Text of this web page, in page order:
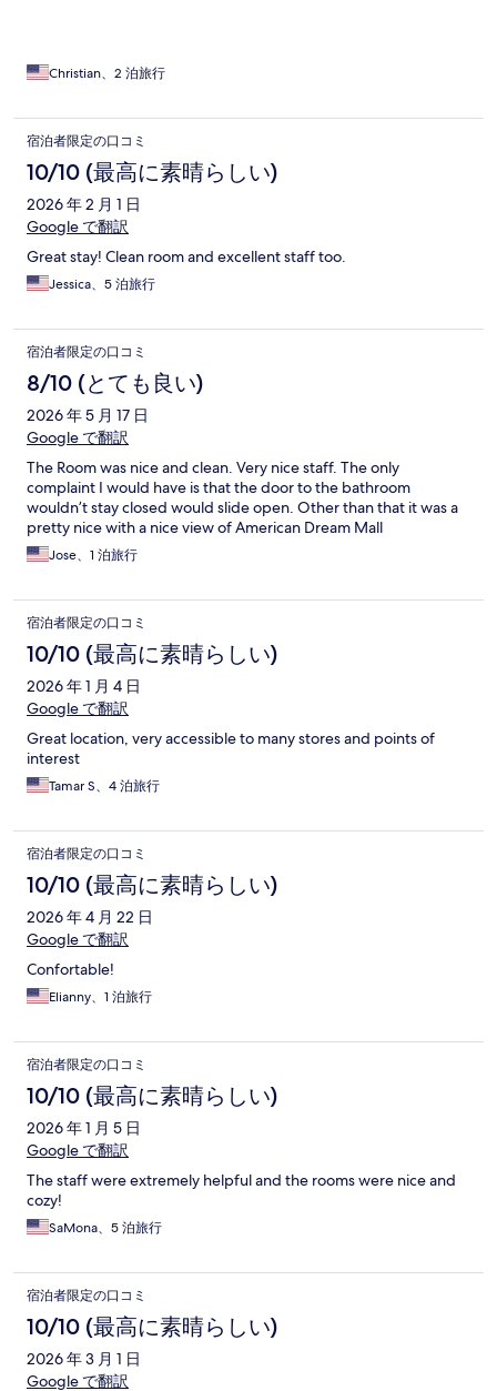
Christian、2 泊旅行
宿泊者限定の口コミ
10/10 (最高に素晴らしい)
2026 年 2 月 1 日
Google で翻訳
Great stay! Clean room and excellent staff too.
Jessica、5 泊旅行
宿泊者限定の口コミ
8/10 (とても良い)
2026 年 5 月 17 日
Google で翻訳
The Room was nice and clean. Very nice staff. The only
complaint I would have is that the door to the bathroom
wouldn’t stay closed would slide open. Other than that it was a
pretty nice with a nice view of American Dream Mall
Jose、1 泊旅行
宿泊者限定の口コミ
10/10 (最高に素晴らしい)
2026 年 1 月 4 日
Google で翻訳
Great location, very accessible to many stores and points of
interest
Tamar S、4 泊旅行
宿泊者限定の口コミ
10/10 (最高に素晴らしい)
2026 年 4 月 22 日
Google で翻訳
Confortable!
Elianny、1 泊旅行
宿泊者限定の口コミ
10/10 (最高に素晴らしい)
2026 年 1 月 5 日
Google で翻訳
The staff were extremely helpful and the rooms were nice and
cozy!
SaMona、5 泊旅行
宿泊者限定の口コミ
10/10 (最高に素晴らしい)
2026 年 3 月 1 日
Google で翻訳